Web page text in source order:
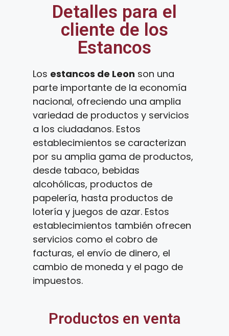
Detalles para el
cliente de los
Estancos
Los estancos de Leon son una
parte importante de la economía
nacional, ofreciendo una amplia
variedad de productos y servicios
a los ciudadanos. Estos
establecimientos se caracterizan
por su amplia gama de productos,
desde tabaco, bebidas
alcohólicas, productos de
papelería, hasta productos de
lotería y juegos de azar. Estos
establecimientos también ofrecen
servicios como el cobro de
facturas, el envío de dinero, el
cambio de moneda y el pago de
impuestos.
Productos en venta